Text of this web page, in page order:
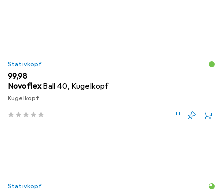
Stativkopf
EUR
99,98
NovoflexBall 40, Kugelkopf
Kugelkopf
Stativkopf